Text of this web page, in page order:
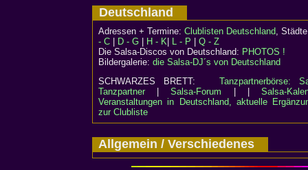
Deutschland
Adressen + Termine: Clublisten Deutschland,
- C
D - G H - K L - P
Q - Z
Die Salsa-Discos von Deutschland: PHOTOS !
Bildergalerie: die Salsa-DJ´s von Deutschland
SCHWARZES BRETT:Tanzpartnerbörse:
Tanzpartner|Salsa-Forum | |Salsa-
Veranstaltungen in Deutschland, aktuelle
zur Clubliste
Allgemein / Verschiedenes